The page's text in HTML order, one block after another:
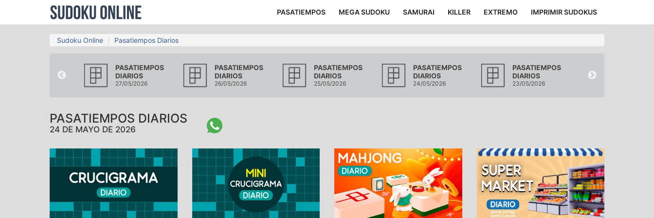
PASATIEMPOS MEGA SUDOKU SAMURAI KILLER EXTREMO IMPRIMIR SUDOKUS
Sudoku Online Pasatiempos Diarios
PASATIEMPOS
DIARIOS
27/05/2026
PASATIEMPOS
DIARIOS
26/05/2026
PASATIEMPOS
DIARIOS
25/05/2026
PASATIEMPOS
DIARIOS
24/05/2026
PASATIEMPOS
DIARIOS
23/05/2026
PASATIEMPOS DIARIOS
24 DE MAYO DE 2026